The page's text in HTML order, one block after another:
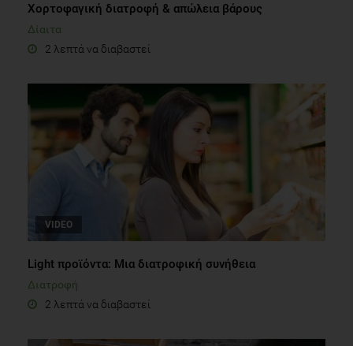
Xορτοφαγική διατροφή & απώλεια βάρους
Δίαιτα
2 λεπτά να διαβαστεί
VIDEO
Light προϊόντα: Μια διατροφική συνήθεια
Διατροφή
2 λεπτά να διαβαστεί